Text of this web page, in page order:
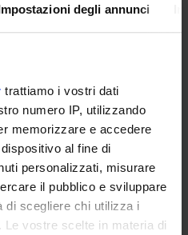
degli annunci
trattiamo i vostri dati
numero IP, utilizzando
memorizzare e accedere
al fine di
personalizzati, misurare
il pubblico e sviluppare
di scegliere chi utilizza i
vostre scelte in materia di
DEL
IMPIANTO